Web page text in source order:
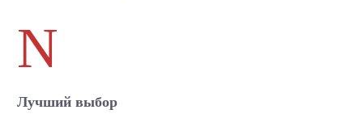
N
Лучший выбор